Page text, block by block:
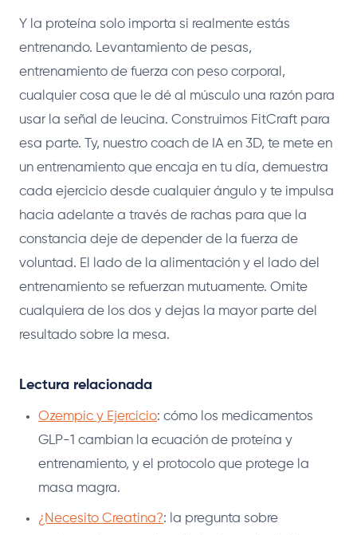
Y la proteína solo importa si realmente estás
entrenando. Levantamiento de pesas,
entrenamiento de fuerza con peso corporal,
cualquier cosa que le dé al músculo una razón para
usar la señal de leucina. Construimos FitCraft para
esa parte. Ty, nuestro coach de IA en 3D, te mete en
un entrenamiento que encaja en tu día, demuestra
cada ejercicio desde cualquier ángulo y te impulsa
hacia adelante a través de rachas para que la
constancia deje de depender de la fuerza de
voluntad. El lado de la alimentación y el lado del
entrenamiento se refuerzan mutuamente. Omite
cualquiera de los dos y dejas la mayor parte del
resultado sobre la mesa.
Lectura relacionada
Ozempic y Ejercicio: cómo los medicamentos
GLP-1 cambian la ecuación de proteína y
entrenamiento, y el protocolo que protege la
masa magra.
¿Necesito Creatina?: la pregunta sobre